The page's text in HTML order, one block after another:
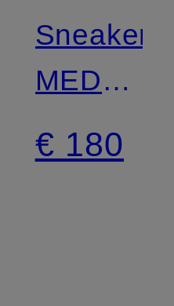
Sneakers
LOW
WOM
€ 180